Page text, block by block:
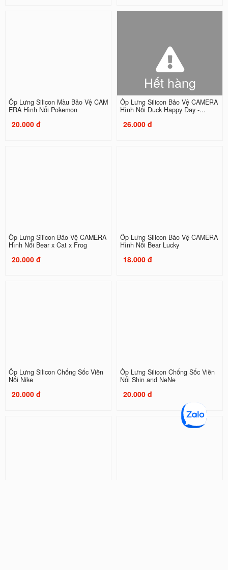
Ốp Lưng Silicon Màu Bảo Vệ CAM
ERA Hình Nổi Pokemon
20.000 đ
Hết hàng
Ốp Lưng Silicon Bảo Vệ CAMERA
Hình Nổi Duck Happy Day -...
26.000 đ
Ốp Lưng Silicon Bảo Vệ CAMERA
Hình Nổi Bear x Cat x Frog
20.000 đ
Ốp Lưng Silicon Bảo Vệ CAMERA
Hình Nổi Bear Lucky
18.000 đ
Ốp Lưng Silicon Chống Sốc Viền
Nổi Nike
20.000 đ
Ốp Lưng Silicon Chống Sốc Viền
Nổi Shin and NeNe
20.000 đ